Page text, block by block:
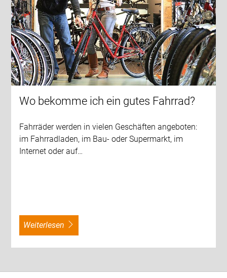
Wo bekomme ich ein gutes Fahrrad?
Fahrräder werden in vielen Geschäften angeboten:
im Fahrradladen, im Bau- oder Supermarkt, im
Internet oder auf…
weiterlesen